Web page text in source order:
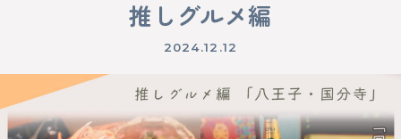
阿佐ケ谷 荻窪
三鷹
武蔵境
西国分寺
国立 立川 日野 豊田
八王子
西八王子
高尾 西立川 東中神 中神
昭島
推しグルメ編
2024.12.12